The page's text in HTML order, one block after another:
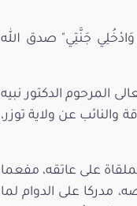
جَنَّتِي" صدق الله
المرحوم الدكتور نبيه
عن ولاية توزر،
على عاتقه، مفعما
مدركا على الدوام لما